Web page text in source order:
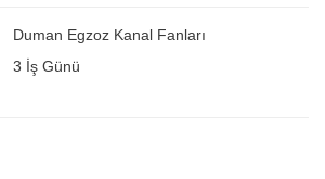
Duman Egzoz Kanal Fanları
3 İş Günü